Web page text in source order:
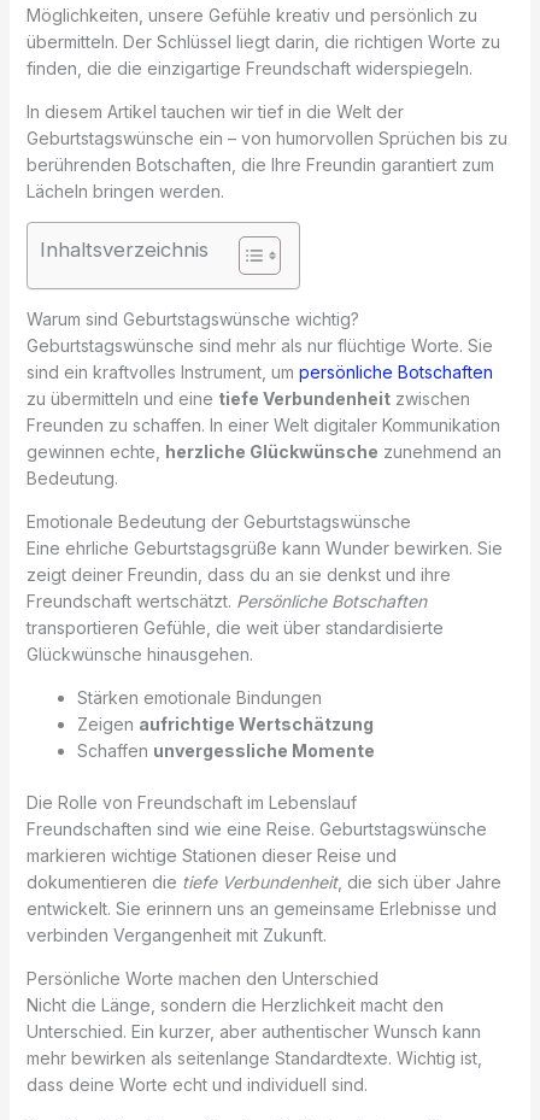
Möglichkeiten, unsere Gefühle kreativ und persönlich zu
übermitteln. Der Schlüssel liegt darin, die richtigen Worte zu
finden, die die einzigartige Freundschaft widerspiegeln.
In diesem Artikel tauchen wir tief in die Welt der
Geburtstagswünsche ein – von humorvollen Sprüchen bis zu
berührenden Botschaften, die Ihre Freundin garantiert zum
Lächeln bringen werden.
Inhaltsverzeichnis
Warum sind Geburtstagswünsche wichtig?
Geburtstagswünsche sind mehr als nur flüchtige Worte. Sie
sind ein kraftvolles Instrument, um persönliche Botschaften
zu übermitteln und eine tiefe Verbundenheitzwischen
Freunden zu schaffen. In einer Welt digitaler Kommunikation
gewinnen echte, herzliche Glückwünsche zunehmend an
Bedeutung.
Emotionale Bedeutung der Geburtstagswünsche
Eine ehrliche Geburtstagsgrüße kann Wunder bewirken. Sie
zeigt deiner Freundin, dass du an sie denkst und ihre
Freundschaft wertschätzt. Persönliche Botschaften
transportieren Gefühle, die weit über standardisierte
Glückwünsche hinausgehen.
Stärken emotionale Bindungen
Zeigen aufrichtige Wertschätzung
Schaffen unvergessliche Momente
Die Rolle von Freundschaft im Lebenslauf
Freundschaften sind wie eine Reise. Geburtstagswünsche
markieren wichtige Stationen dieser Reise und
dokumentieren die tiefe Verbundenheit, die sich über Jahre
entwickelt. Sie erinnern uns an gemeinsame Erlebnisse und
verbinden Vergangenheit mit Zukunft.
Persönliche Worte machen den Unterschied
Nicht die Länge, sondern die Herzlichkeit macht den
Unterschied. Ein kurzer, aber authentischer Wunsch kann
mehr bewirken als seitenlange Standardtexte. Wichtig ist,
dass deine Worte echt und individuell sind.